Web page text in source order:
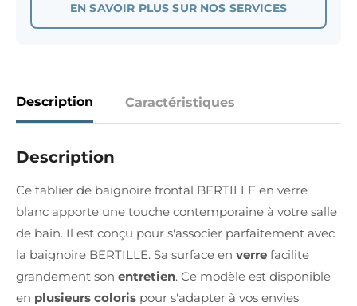
EN SAVOIR PLUS SUR NOS SERVICES
Description Caractéristiques
Description
Ce tablier de baignoire frontal BERTILLE en verre
blanc apporte une touche contemporaine à votre salle
de bain. Il est conçu pour s'associer parfaitement avec
la baignoire BERTILLE. Sa surface en verre facilite
grandement son entretien. Ce modèle est disponible
en plusieurs coloris pour s'adapter à vos envies